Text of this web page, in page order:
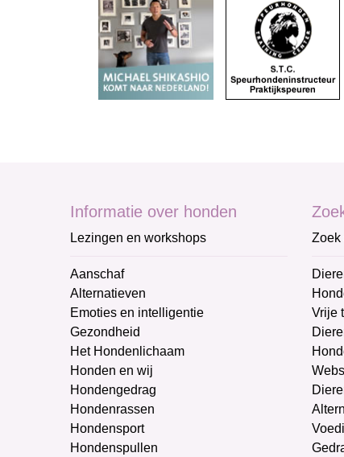
Informatie over honden
Lezingen en workshops
Aanschaf
Alternatieven
Emoties en intelligentie
Gezondheid
Het Hondenlichaam
Honden en wij
Hondengedrag
Hondenrassen
Hondensport
Hondenspullen
Zoek
Vrije